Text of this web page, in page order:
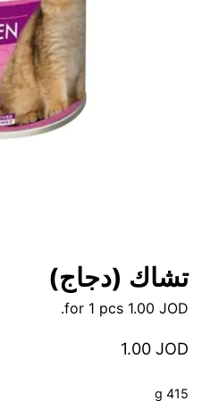
تشاك (دجاج)
1.00 JOD
1.00 JOD
415 g